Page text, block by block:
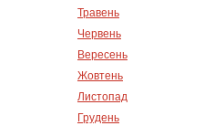
Травень
Червень
Вересень
Жовтень
Листопад
Грудень